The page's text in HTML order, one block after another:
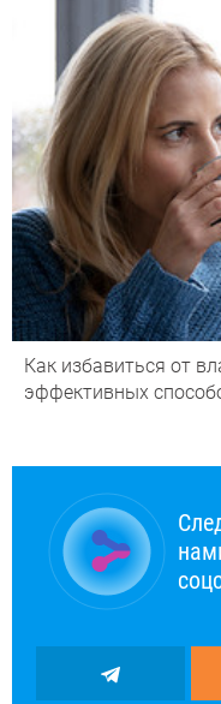
Как избавиться от
эффективных